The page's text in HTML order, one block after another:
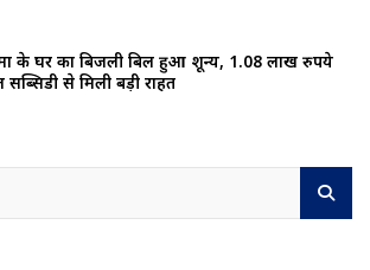
के घर का बिजली बिल हुआ शून्य, 1.08 लाख रुपये
से मिली बड़ी राहत